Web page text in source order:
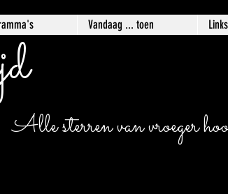
Vandaag ... toen Links
Alle sterren van vroeger